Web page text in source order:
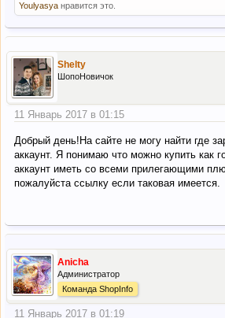
Youlyasya нравится это.
Shelty
ШопоНовичок
11 Январь 2017 в 01:15
Добрый день!На сайте не могу найти где
аккаунт. Я понимаю что можно купить как
аккаунт иметь со всеми прилегающими
пожалуйста ссылку если таковая имеется.
Anicha
Администратор
Команда ShopInfo
11 Январь 2017 в 01:19